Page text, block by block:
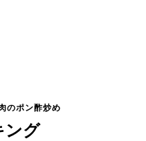
のポン酢炒め
ング